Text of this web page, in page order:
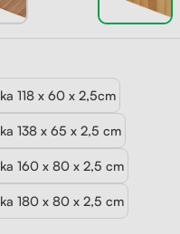
118 x 60 x 2,5cm
138 x 65 x 2,5 cm
160 x 80 x 2,5 cm
180 x 80 x 2,5 cm